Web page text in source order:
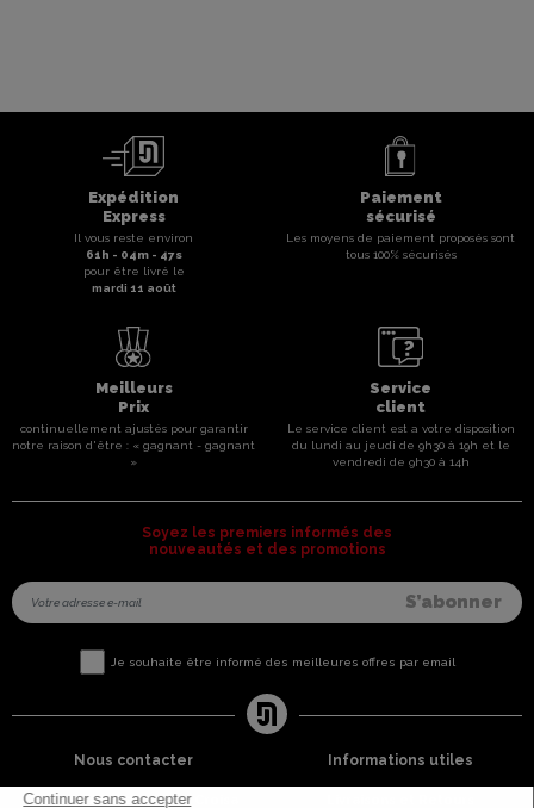
Expédition
Express
Il vous reste environ
61h - 04m - 46s
pour être livré le
mardi 11 août
Paiement
sécurisé
Les moyens de paiement proposés sont
tous 100% sécurisés
Meilleurs
Prix
continuellement ajustés pour garantir
notre raison d'être : « gagnant - gagnant
»
Service
client
Le service client est a votre disposition
du lundi au jeudi de 9h30 à 19h et le
vendredi de 9h30 à 14h
Soyez les premiers informés des
nouveautés et des promotions
Je souhaite être informé des meilleures offres par email
Nous contacter
8 rue du capitaine Jean Croisa
Informations utiles